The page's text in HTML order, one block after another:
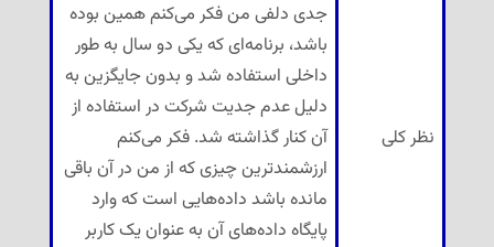
نظر کلی
جدی دلفی من فکر می‌کنم همین بوده
باشد، برنامه‌ای که یکی دو سال به طور
داخلی استفاده شد و بدون جایگزین به
دلیل عدم جدیت شرکت در استفاده از
آن کنار گذاشته شد. فکر می‌کنم
ارزشمندترین چیزی که از من در آن باقی
مانده باشد داده‌هایی است که وارد
پایگاه داده‌های آن به عنوان یک کاربر